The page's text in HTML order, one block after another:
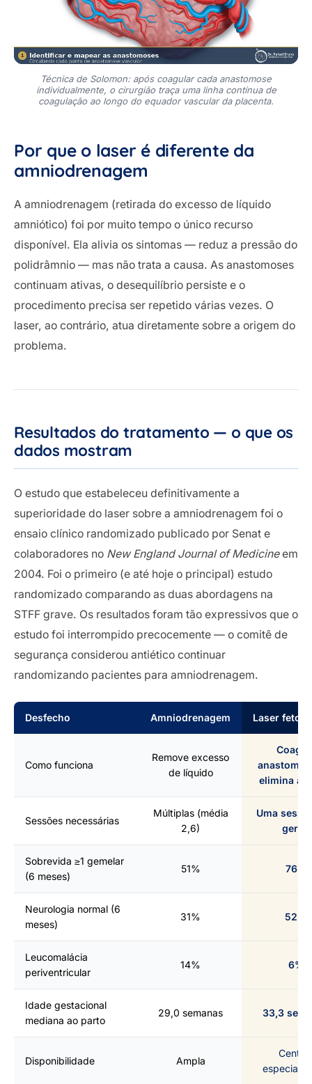
Técnica de Solomon: após coagular cada anastomose
individualmente, o cirurgião traça uma linha contínua de
coagulação ao longo do equador vascular da placenta.
Por que o laser é diferente da
amniodrenagem
A amniodrenagem (retirada do excesso de líquido
amniótico) foi por muito tempo o único recurso
disponível. Ela alivia os sintomas — reduz a pressão do
polidrâmnio — mas não trata a causa. As anastomoses
continuam ativas, o desequilíbrio persiste e o
procedimento precisa ser repetido várias vezes. O
laser, ao contrário, atua diretamente sobre a origem do
problema.
Resultados do tratamento — o que os
dados mostram
O estudo que estabeleceu definitivamente a
superioridade do laser sobre a amniodrenagem foi o
ensaio clínico randomizado publicado por Senat e
colaboradores no New England Journal of Medicineem
2004. Foi o primeiro (e até hoje o principal) estudo
randomizado comparando as duas abordagens na
STFF grave. Os resultados foram tão expressivos que o
estudo foi interrompido precocemente — o comitê de
segurança considerou antiético continuar
randomizando pacientes para amniodrenagem.
Desfecho Amniodrenagem Laser
Como funciona
Remove excesso
de líquido
elimina a
Sessões necessárias
Múltiplas (média
2,6)
Uma
geral)
Sobrevida ≥1 gemelar
(6 meses)
51% 76%
Neurologia normal (6
meses)
31% 52%
Leucomalácia
periventricular
14% 6%
Idade gestacional
mediana ao parto
29,0 semanas 33,3
Disponibilidade Ampla